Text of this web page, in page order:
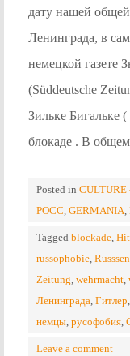
дату нашей
Ленинграда, в
немецкой газете
(Süddeutsche
Зильке Бигальке
блокаде . В
Posted in
POCC, GERMANIA,
Tagged blockade,
russophobie,
Zeitung, wehrmacht,
Ленинграда, Гитлер,
немцы, русофобия,
Leave a comment